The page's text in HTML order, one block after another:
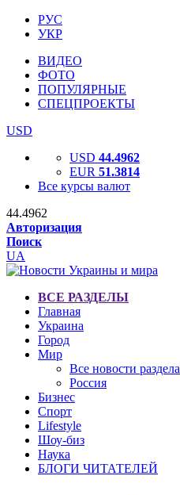
РУС
УКР
ВИДЕО
ФОТО
ПОПУЛЯРНЫЕ
СПЕЦПРОЕКТЫ
USD
USD 44.4962
EUR 51.3814
Все курсы валют
44.4962
Авторизация
Поиск
UA
ВСЕ РАЗДЕЛЫ
Главная
Украина
Город
Мир
Все новости раздела
Россия
Бизнес
Спорт
Lifestyle
Шоу-биз
Наука
БЛОГИ ЧИТАТЕЛЕЙ